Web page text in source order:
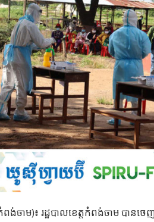
ពង់ចាម)៖ រដ្ឋបាលខេត្តកំពង់ចាម បាន